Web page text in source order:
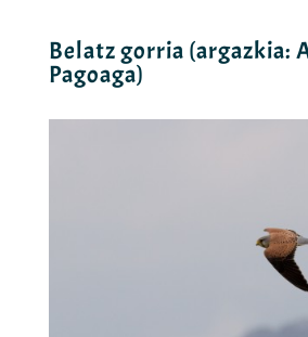
Belatz gorria (argazkia:
Pagoaga)